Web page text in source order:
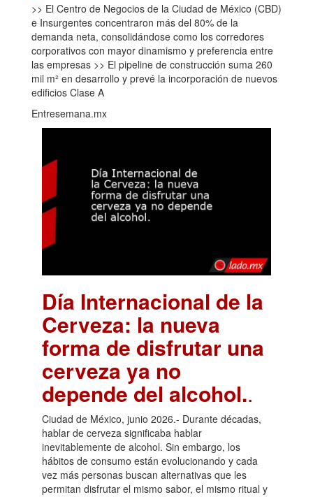
>> El Centro de Negocios de la Ciudad de México (CBD)
e Insurgentes concentraron más del 80% de la
demanda neta, consolidándose como los corredores
corporativos con mayor dinamismo y preferencia entre
las empresas >> El pipeline de construcción suma 260
mil m² en desarrollo y prevé la incorporación de nuevos
edificios Clase A
Entresemana.mx
Día Internacional de la
Cerveza: la nueva
forma de disfrutar una
cerveza ya no
depende del alcohol..
Ciudad de México, junio 2026.- Durante décadas,
hablar de cerveza significaba hablar
inevitablemente de alcohol. Sin embargo, los
hábitos de consumo están evolucionando y cada
vez más personas buscan alternativas que les
permitan disfrutar el mismo sabor, el mismo ritual y